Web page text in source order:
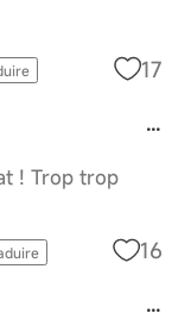
17
! Trop trop
16